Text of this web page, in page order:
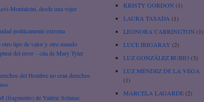
Montalcini, desde una vejez
políticamente extrema
otro tipo de valor y otro mundo
del error – cita de Mary Tyler
del Hombre no eran derechos
(fragmento) de Valérie Solanas
KRISTY GORDON (1)
LAURA TASADA (1)
LEONORA CARRINGTON (1)
LUCE IRIGARAY (2)
LUZ GONZÁLEZ RUBIO (3)
LUZ MÉNDEZ DE LA VEGA
(1)
MARCELA LAGARDE(2)